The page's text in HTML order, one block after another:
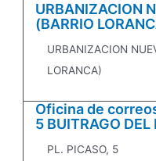
URBANIZACION
(BARRIO
URBANIZACION
LORANCA)
Oficina de
5 BUITRAGO DEL
PL. PICASO, 5